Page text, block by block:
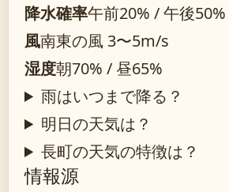
降水確率午前20% / 午後50%
風南東の風 3〜5m/s
湿度朝70% / 昼65%
雨はいつまで降る？
明日の天気は？
長町の天気の特徴は？
情報源